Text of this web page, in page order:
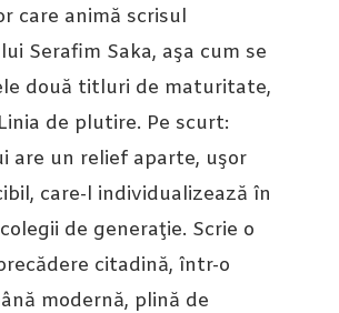
care animă scrisul
Serafim Saka, aşa cum se
două titluri de maturitate,
de plutire. Pe scurt:
are un relief aparte, uşor
care-l individualizează în
de generaţie. Scrie o
citadină, într-o
modernă, plină de